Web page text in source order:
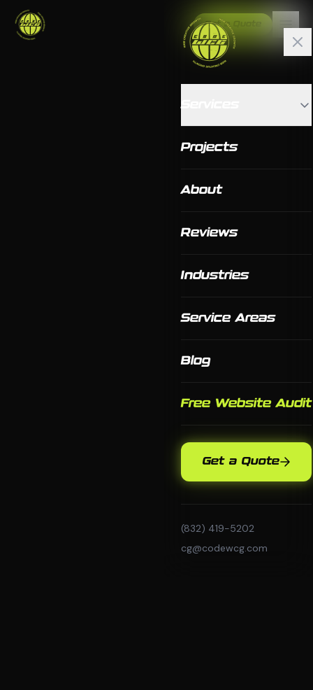
Get a Quote
Projects
About
Reviews
Industries
Service Areas
Blog
Free Website Audit
Get a Quote
(832) 419-5202
cg@codewcg.com